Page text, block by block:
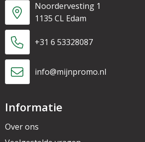
Noordervesting 1
1135 CL Edam
+31 6 53328087
info@mijnpromo.nl
Informatie
Over ons